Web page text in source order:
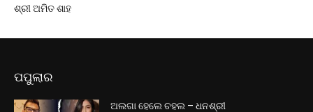
ଶ୍ରୀ ଅମିତ ଶାହ
ପପୁଲାର
ଅଲଗା ହେଲେ ଚହଲ – ଧନଶ୍ରୀ